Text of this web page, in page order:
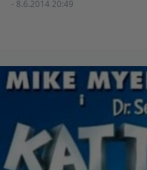
- 8.6.2014 20:49